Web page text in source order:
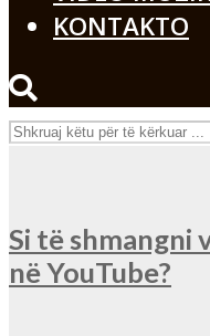
KONTAKTO
Si të shmangni
në YouTube?